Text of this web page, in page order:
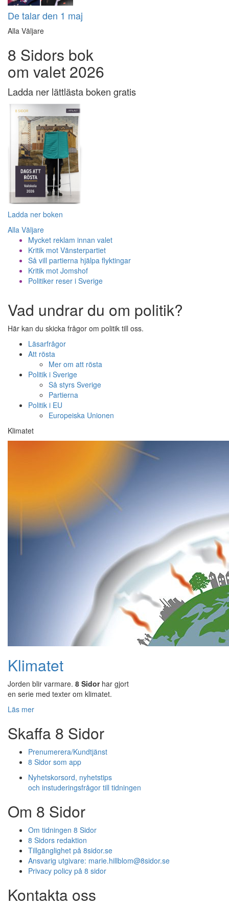
De talar den 1 maj
Alla Väljare
8 Sidors bok
om valet 2026
Ladda ner lättlästa boken gratis
Ladda ner boken
Alla Väljare
Mycket reklam innan valet
Kritik mot Vänsterpartiet
Så vill partierna hjälpa flyktingar
Kritik mot Jomshof
Politiker reser i Sverige
Vad undrar du om politik?
Här kan du skicka frågor om politik till oss.
Läsarfrågor
Att rösta
Mer om att rösta
Politik i Sverige
Så styrs Sverige
Partierna
Politik i EU
Europeiska Unionen
Klimatet
Klimatet
Jorden blir varmare. 8 Sidorhar gjort
en serie med texter om klimatet.
Läs mer
Skaffa 8 Sidor
Prenumerera/Kundtjänst
8 Sidor som app
Nyhetskorsord, nyhetstips
och instuderingsfrågor till tidningen
Om 8 Sidor
Om tidningen 8 Sidor
8 Sidors redaktion
Tillgänglighet på 8sidor.se
Ansvarig utgivare: marie.hillblom@8sidor.se
Privacy policy på 8 sidor
Kontakta oss